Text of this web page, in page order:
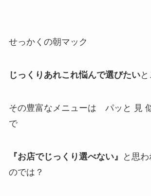
せっかくの朝マック
じっくりあれこれ悩んで選びたいと
その豊富なメニューは パッと 見
で
『お店でじっくり選べない』
と思
のでは？